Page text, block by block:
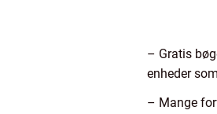
– Gratis
enheder
– Mange